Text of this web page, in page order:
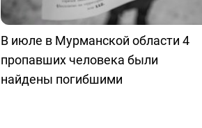
В июле в Мурманской области 4
пропавших человека были
найдены погибшими